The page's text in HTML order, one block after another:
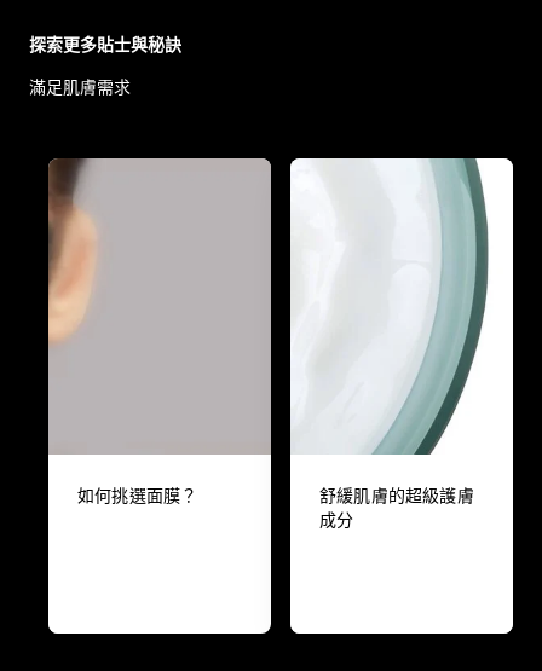
探索更多貼士與秘訣
滿足肌膚需求
如何挑選面膜？
舒緩肌膚的超級護膚
成分